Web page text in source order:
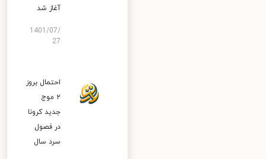
آغاز شد
1401/07/
27
احتمال بروز
۲ موج
جدید کرونا
در فصول
سرد سال